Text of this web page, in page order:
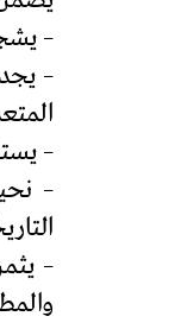
–
–
–
–
–